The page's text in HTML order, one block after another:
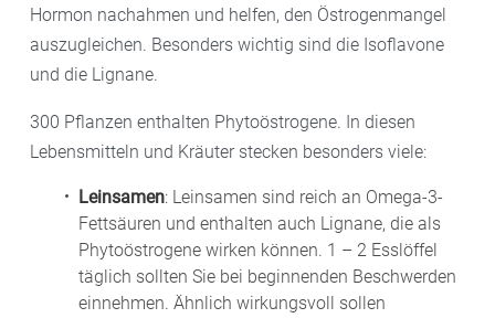
Hormon nachahmen und helfen, den Östrogenmangel
auszugleichen. Besonders wichtig sind die Isoflavone
und die Lignane.
300 Pflanzen enthalten Phytoöstrogene. In diesen
Lebensmitteln und Kräuter stecken besonders viele:
Leinsamen: Leinsamen sind reich an Omega-3-
Fettsäuren und enthalten auch Lignane, die als
Phytoöstrogene wirken können. 1 – 2 Esslöffel
täglich sollten Sie bei beginnenden Beschwerden
einnehmen. Ähnlich wirkungsvoll sollen